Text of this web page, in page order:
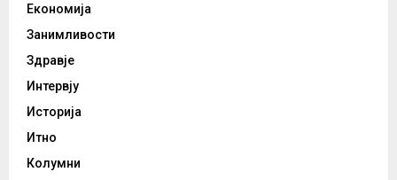
Економија
Занимливости
Здравје
Интервју
Историја
Итно
Колумни